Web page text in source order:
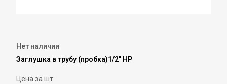
Нет наличии
Заглушка в трубу (пробка)1/2" НР
Цена за шт